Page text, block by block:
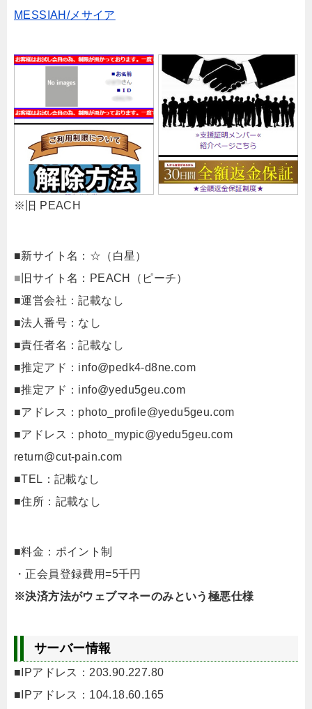
MESSIAH/メサイア
※旧 PEACH
■新サイト名：☆（白星）
■ 旧サイト名：PEACH（ピーチ）
■運営会社：記載なし
■法人番号：なし
■責任者名：記載なし
■推定アド： info@pedk4-d8ne.com
■推定アド： info@yedu5geu.com
■アドレス： photo_profile@yedu5geu.com
■アドレス： photo_mypic@yedu5geu.com
return@cut-pain.com
■TEL：記載なし
■住所：記載なし
■料金：ポイント制
・正会員登録費用=5千円
※決済方法がウェブマネーのみという極悪仕様
サーバー情報
■IPアドレス：203.90.227.80
■IPアドレス：104.18.60.165